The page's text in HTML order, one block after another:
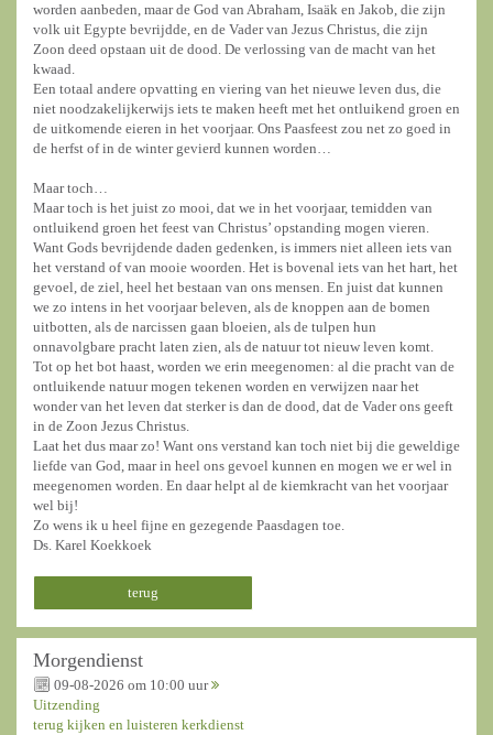
worden aanbeden, maar de God van Abraham, Isaäk en Jakob, die zijn
volk uit Egypte bevrijdde, en de Vader van Jezus Christus, die zijn
Zoon deed opstaan uit de dood. De verlossing van de macht van het
kwaad.
Een totaal andere opvatting en viering van het nieuwe leven dus, die
niet noodzakelijkerwijs iets te maken heeft met het ontluikend groen en
de uitkomende eieren in het voorjaar. Ons Paasfeest zou net zo goed in
de herfst of in de winter gevierd kunnen worden…
Maar toch…
Maar toch is het juist zo mooi, dat we in het voorjaar, temidden van
ontluikend groen het feest van Christus’ opstanding mogen vieren.
Want Gods bevrijdende daden gedenken, is immers niet alleen iets van
het verstand of van mooie woorden. Het is bovenal iets van het hart, het
gevoel, de ziel, heel het bestaan van ons mensen. En juist dat kunnen
we zo intens in het voorjaar beleven, als de knoppen aan de bomen
uitbotten, als de narcissen gaan bloeien, als de tulpen hun
onnavolgbare pracht laten zien, als de natuur tot nieuw leven komt.
Tot op het bot haast, worden we erin meegenomen: al die pracht van de
ontluikende natuur mogen tekenen worden en verwijzen naar het
wonder van het leven dat sterker is dan de dood, dat de Vader ons geeft
in de Zoon Jezus Christus.
Laat het dus maar zo! Want ons verstand kan toch niet bij die geweldige
liefde van God, maar in heel ons gevoel kunnen en mogen we er wel in
meegenomen worden. En daar helpt al de kiemkracht van het voorjaar
wel bij!
Zo wens ik u heel fijne en gezegende Paasdagen toe.
Ds. Karel Koekkoek
terug
Morgendienst
09-08-2026 om 10:00 uur
Uitzending
terug kijken en luisteren kerkdienst